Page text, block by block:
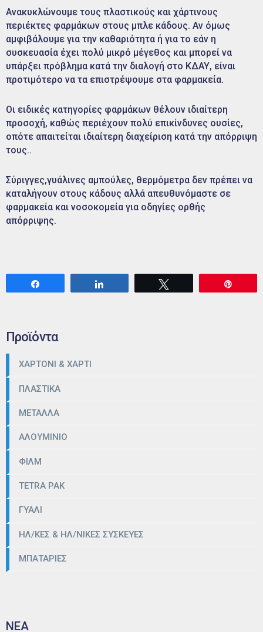
Ανακυκλώνουμε τους πλαστικούς και χάρτινους
περιέκτες φαρμάκων στους μπλε κάδους. Αν όμως
αμφιβάλουμε για την καθαριότητα ή για το εάν η
συσκευασία έχει πολύ μικρό μέγεθος και μπορεί να
υπάρξει πρόβλημα κατά την διαλογή στο ΚΔΑΥ, είναι
προτιμότερο να τα επιστρέψουμε στα φαρμακεία.
Οι ειδικές κατηγορίες φαρμάκων θέλουν ιδιαίτερη
προσοχή, καθώς περιέχουν πολύ επικίνδυνες ουσίες,
οπότε απαιτείται ιδιαίτερη διαχείριση κατά την απόρριψη
τους..
Σύριγγες,γυάλινες αμπούλες, θερμόμετρα δεν πρέπει να
καταλήγουν στους κάδους αλλά απευθυνόμαστε σε
φαρμακεία και νοσοκομεία για οδηγίες ορθής
απόρριψης.
Προϊόντα
ΧΑΡΤΟΝΙ & ΧΑΡΤΙ
ΠΛΑΣΤΙΚΑ
ΜΕΤΑΛΛΑ
ΑΛΟΥΜΙΝΙΟ
ΦΙΛΜ
TETRA PAK
ΓΥΑΛΙ
ΗΛ/ΚΕΣ & ΗΛ/ΝΙΚΕΣ ΣΥΣΚΕΥΕΣ
ΜΠΑΤΑΡΙΕΣ
ΝΕΑ